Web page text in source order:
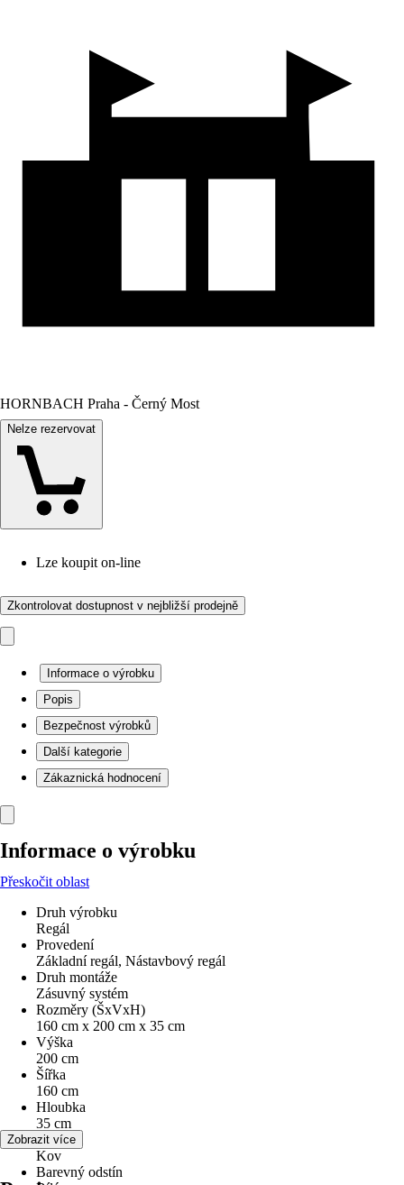
HORNBACH Praha - Černý Most
Nelze rezervovat
Lze koupit on-line
Zkontrolovat dostupnost v nejbližší prodejně
Informace o výrobku
Popis
Bezpečnost výrobků
Další kategorie
Zákaznická hodnocení
Informace o výrobku
Přeskočit oblast
Druh výrobku
Regál
Provedení
Základní regál, Nástavbový regál
Druh montáže
Zásuvný systém
Rozměry (ŠxVxH)
160 cm x 200 cm x 35 cm
Výška
200 cm
Šířka
160 cm
Hloubka
35 cm
Materiál
Kov
Barevný odstín
Zobrazit více